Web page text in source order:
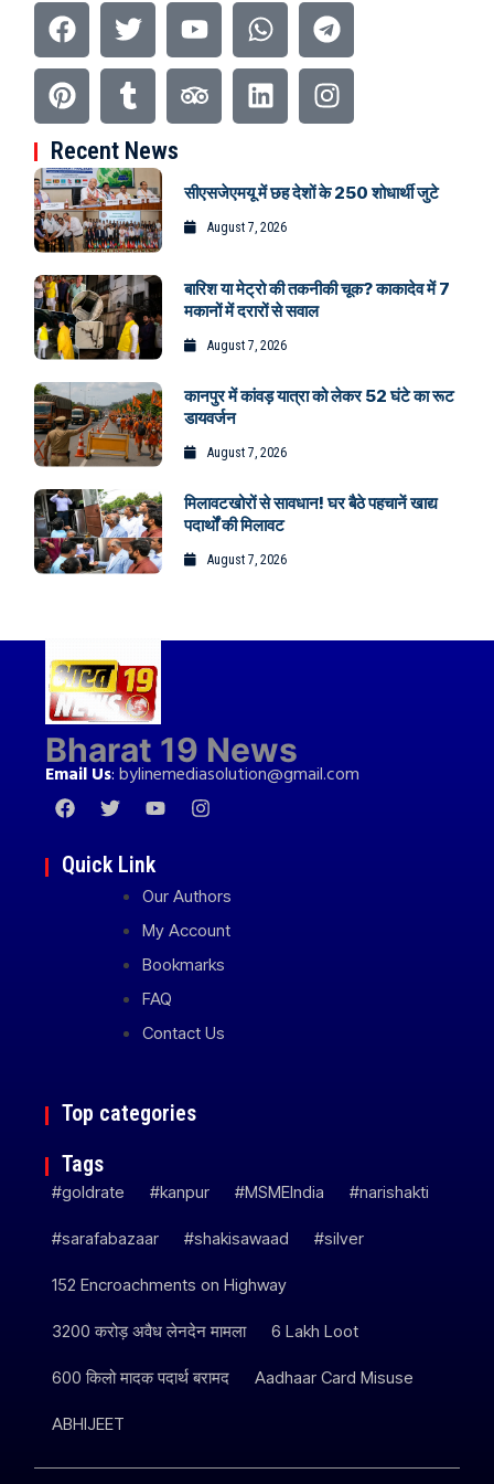
Recent News
सीएसजेएमयू में छह देशों के 250 शोधार्थी जुटे
August 7, 2026
बारिश या मेट्रो की तकनीकी चूक? काकादेव में 7
मकानों में दरारों से सवाल
August 7, 2026
कानपुर में कांवड़ यात्रा को लेकर 52 घंटे का रूट
डायवर्जन
August 7, 2026
मिलावटखोरों से सावधान! घर बैठे पहचानें खाद्य
पदार्थों की मिलावट
August 7, 2026
Bharat 19 News
Email Us:bylinemediasolution@gmail.com
Quick Link
Our Authors
My Account
Bookmarks
FAQ
Contact Us
Top categories
Tags
#goldrate #kanpur #MSMEIndia #narishakti
#sarafabazaar #shakisawaad #silver
152 Encroachments on Highway
3200 करोड़ अवैध लेनदेन मामला 6 Lakh Loot
600 किलो मादक पदार्थ बरामद Aadhaar Card Misuse
ABHIJEET